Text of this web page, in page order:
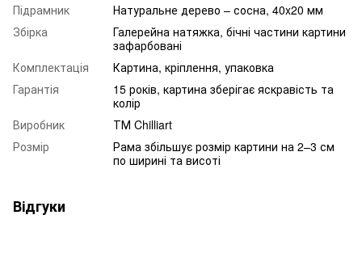
Підрамник
Натуральне дерево – сосна, 40x20 мм
Збірка
Галерейна натяжка, бічні частини картини
зафарбовані
Комплектація
Картина, кріплення, упаковка
Гарантія
15 років, картина зберігає яскравість та
колір
Виробник
ТМ Chilliart
Розмір
Рама збільшує розмір картини на 2–3 см
по ширині та висоті
Відгуки